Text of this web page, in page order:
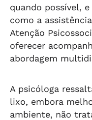
quando possível,
como a
Atenção
oferecer
abordagem
A psicóloga
lixo, embora
ambiente, não